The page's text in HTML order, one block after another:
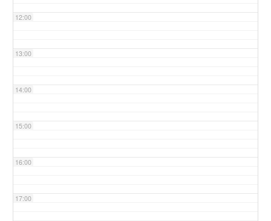
12:00
13:00
14:00
15:00
16:00
17:00